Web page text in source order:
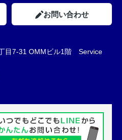
お問い合わせ
目7-31 OMMビル1階 Service